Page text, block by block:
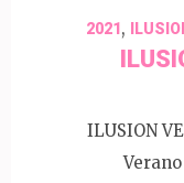
2021,
ILUSION